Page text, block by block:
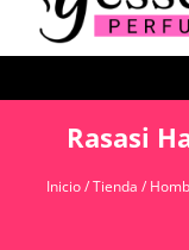
Rasasi
Inicio/Tienda /